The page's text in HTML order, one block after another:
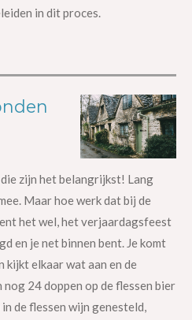
in dit proces.
zijn het belangrijkst! Lang
Maar hoe werk dat bij de
het wel, het verjaardagsfeest
en je net binnen bent. Je komt
kijkt elkaar wat aan en de
24 doppen op de flessen bier
de flessen wijn genesteld,